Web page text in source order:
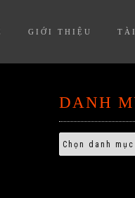
GIỚI THIỆU
DANH